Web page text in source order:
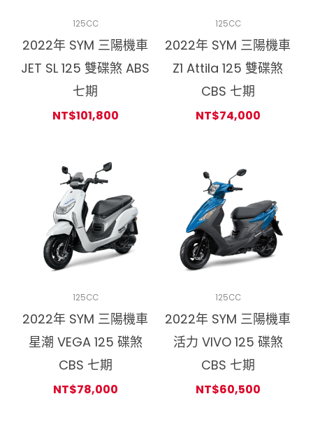
125CC
2022年 SYM 三陽機車
JET SL 125 雙碟煞 ABS
七期
NT$101,800
125CC
2022年 SYM 三陽機車
Z1 Attila 125 雙碟煞
CBS 七期
NT$74,000
125CC
2022年 SYM 三陽機車
星潮 VEGA 125 碟煞
CBS 七期
NT$78,000
125CC
2022年 SYM 三陽機車
活力 VIVO 125 碟煞
CBS 七期
NT$60,500